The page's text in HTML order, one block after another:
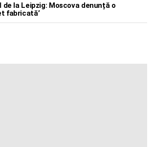
de la Leipzig: Moscova denunță o
fabricată’